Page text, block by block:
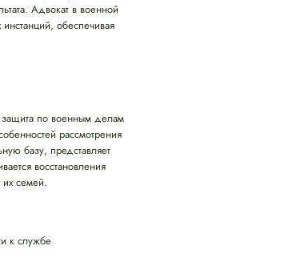
Адвокат в военной
обеспечивая
защита по военным делам
рассмотрения
базу, представляет
восстановления
семей.
к службе